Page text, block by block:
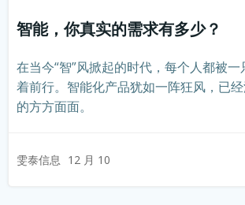
智能，你真实的需求有多少？
在当今“智”风掀起的时代，每个人都被
着前行。智能化产品犹如一阵狂风，已
的方方面面。
雯泰信息 12 月 10